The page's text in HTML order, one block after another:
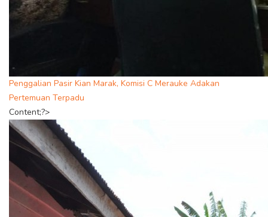
Penggalian Pasir Kian Marak, Komisi C Merauke Adakan
Pertemuan Terpadu
Content;?>